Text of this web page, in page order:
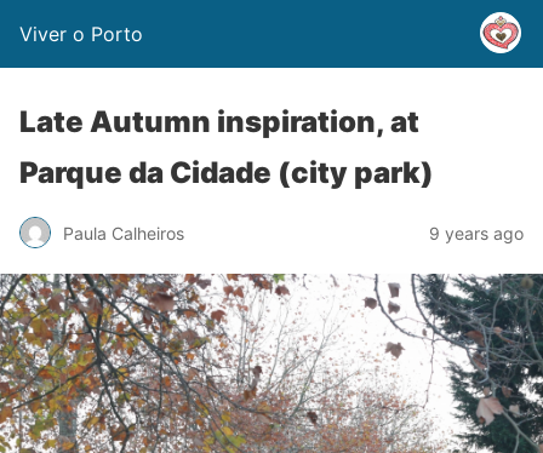
Viver o Porto
Late Autumn inspiration, at
Parque da Cidade (city park)
Paula Calheiros 9 years ago